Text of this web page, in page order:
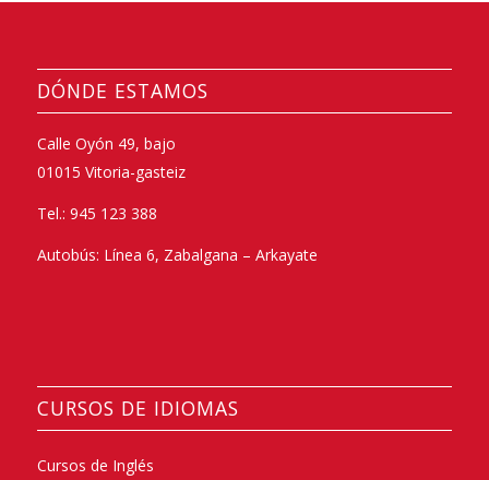
DÓNDE ESTAMOS
Calle Oyón 49, bajo
01015 Vitoria-gasteiz
Tel.: 945 123 388
Autobús: Línea 6, Zabalgana – Arkayate
CURSOS DE IDIOMAS
Cursos de Inglés